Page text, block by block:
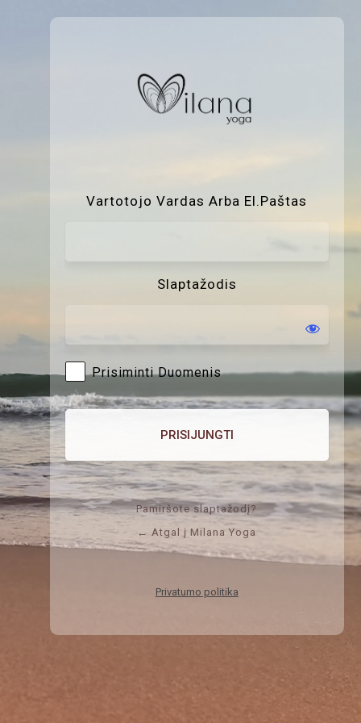
Vartotojo Vardas Arba El.paštas
Slaptažodis
Prisiminti Duomenis
Pamiršote slaptažodį?
← Atgal į Milana Yoga
Privatumo politika